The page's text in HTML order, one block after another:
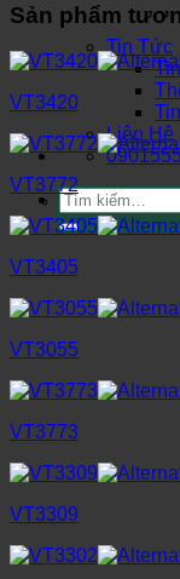
Tin Tức
Liên Hệ
Tìm
kiếm:
Sản phẩm
VT3420
VT3772
VT3405
VT3055
VT3773
VT3309